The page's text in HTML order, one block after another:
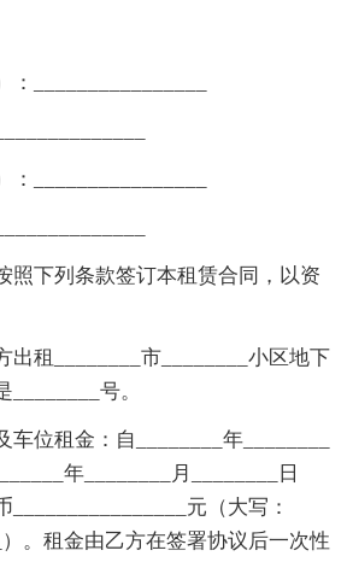
________________
________________
照下列条款签订本租赁合同，以资
出租________市________小区地下
号。
车位租金：自________年________
年________月________日
元（大写：
）。租金由乙方在签署协议后一次性